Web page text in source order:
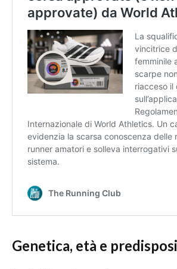
Genetica, età e